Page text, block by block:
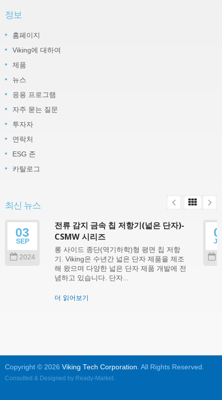
정보
홈페이지
Viking에 대하여
제품
뉴스
응용 프로그램
자주 묻는 질문
투자자
연락처
ESG 존
카탈로그
최신 뉴스
03
SEP
2024
전류 감지 금속 칩 저항기(넓은 단자)-
CSMW 시리즈
롱 사이드 종단(역기하학)형 평면 칩 저항
기. Viking은 수년간 넓은 단자 제품을 제조
해 왔으며 다양한 넓은 단자 제품 개발에 전
념하고 있습니다. 단자...
더 읽어보기
Copyright © 2026 Viking Tech Corporation . All Rights Reserved.
Consulted & Designed by Ready-Market